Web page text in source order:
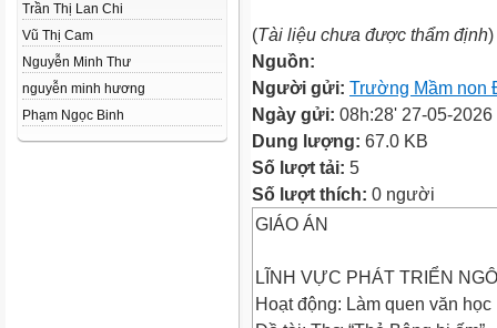
Trần Thị Lan Chi
Vũ Thị Cam
Nguyễn Minh Thư
nguyễn minh hương
Phạm Ngọc Binh
(Tài liệu chưa được thẩm định)
Nguồn:
Người gửi: Trường Mầm non
Ngày gửi: 08h:28' 27-05-2026
Dung lượng: 67.0 KB
Số lượt tải: 5
Số lượt thích: 0 người
GIÁO ÁN
LĨNH VỰC PHÁT TRIỂN
Hoạt động: Làm quen văn học